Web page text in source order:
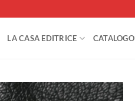
LA CASA EDITRICE CATALOGO